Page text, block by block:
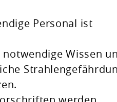
Personal ist
Wissen